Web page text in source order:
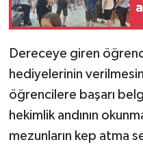
Dereceye giren
hediyelerinin
öğrencilere başarı
hekimlik andının
mezunların kep atma